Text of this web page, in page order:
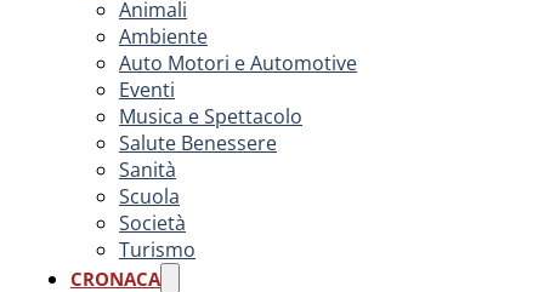
Animali
Ambiente
Auto Motori e Automotive
Eventi
Musica e Spettacolo
Salute Benessere
Sanità
Scuola
Società
Turismo
CRONACA